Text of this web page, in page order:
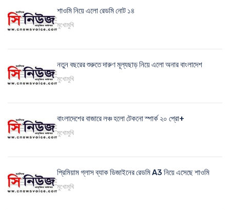
শাওমি নিয়ে এলো রেডমি নোট ১৪
মুখোমুখি
নতুন বছরের শুরুতে দারুণ মূল্যছাড় নিয়ে এলো অনার বাংলাদেশ
মুখোমুখি
বাংলাদেশের বাজারে লঞ্চ হলো টেকনো স্পার্ক ২০ প্রো+
মুখোমুখি
প্রিমিয়াম গ্লাস ব্যাক ডিজাইনের রেডমি A3 নিয়ে এসেছে শাওমি
মুখোমুখি